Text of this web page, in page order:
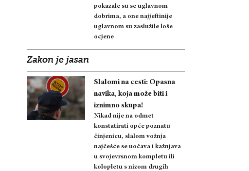
pokazale su se uglavnom
dobrima, a one najjeftinije
uglavnom su zaslužile loše
ocjene
Zakon je jasan
Slalomi na cesti: Opasna
navika, koja može biti i
iznimno skupa!
Nikad nije na odmet
konstatirati opće poznatu
činjenicu, slalom vožnja
najčešće se uočava i kažnjava
u svojevrsnom kompletu ili
kolopletu s nizom drugih